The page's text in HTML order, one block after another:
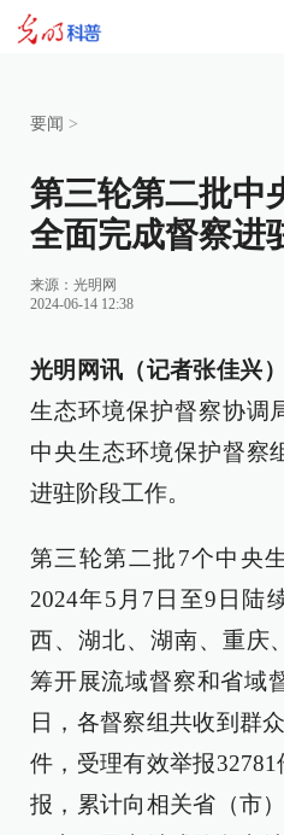
要闻 >
第三轮第二批中
全面完成督察进
来源： 光明网
2024-06-14 12:38
光明网讯（记者张佳兴）
生态环境保护督察协调
中央生态环境保护督察
进驻阶段工作。
第三轮第二批7个中央
2024年5月7日至9日陆
西、湖北、湖南、重庆
筹开展流域督察和省域
日，各督察组共收到群
件，受理有效举报
报，累计向相关省（市